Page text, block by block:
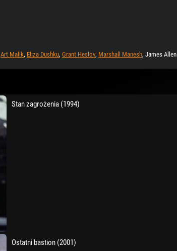
Art Malik, Eliza Dushku, Grant Heslov, Marshall Manesh, James Allen
Stan zagrożenia (1994)
Ostatni bastion (2001)